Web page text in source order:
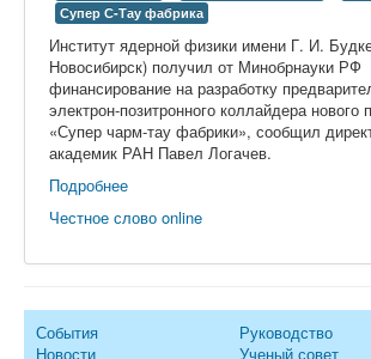
Супер С-Тау фабрика
Институт ядерной физики имени Г. И.
Новосибирск) получил от Минобрнауки РФ
финансирование на разработку
электрон-позитронного коллайдера
«Супер чарм-тау фабрики», сообщил
академик РАН Павел Логачев.
Подробнее
Честное слово online
События
Новости
Руководство
Ученый совет